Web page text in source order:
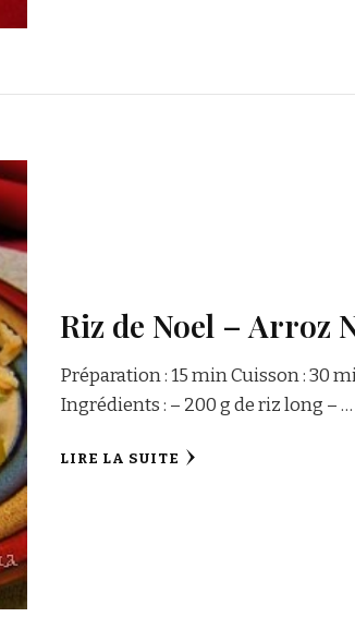
Riz de Noel – Arroz
Préparation : 15 min Cuisson : 30
Ingrédients : – 200 g de riz long – …
LIRE LA SUITE